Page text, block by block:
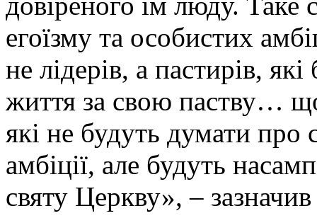
егоїзму та особистих
не лідерів, а пастирів,
життя за свою паству…
які не будуть думати про
амбіції, але будуть
святу Церкву», –